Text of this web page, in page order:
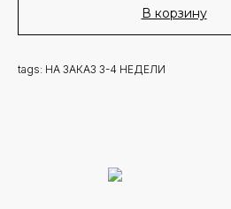
В корзину
tags: НА ЗАКАЗ 3-4 НЕДЕЛИ